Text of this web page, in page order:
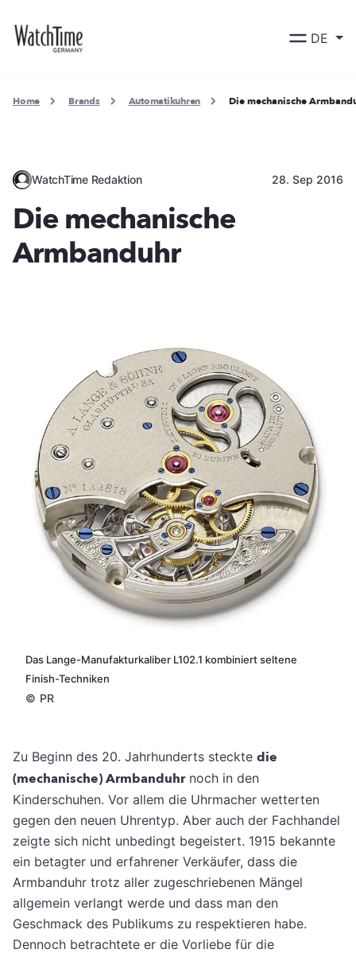
DE
Home Brands Automatikuhren Die mechanische
WatchTime Redaktion 28. Sep 2016
Die mechanische
Armbanduhr
Das Lange-Manufakturkaliber L102.1 kombiniert seltene
Finish-Techniken
© PR
Zu Beginn des 20. Jahrhunderts steckte die
(mechanische) Armbanduhrnoch in den
Kinderschuhen. Vor allem die Uhrmacher wetterten
gegen den neuen Uhrentyp. Aber auch der Fachhandel
zeigte sich nicht unbedingt begeistert. 1915 bekannte
ein betagter und erfahrener Verkäufer, dass die
Armbanduhr trotz aller zugeschriebenen Mängel
allgemein verlangt werde und dass man den
Geschmack des Publikums zu respektieren habe.
Dennoch betrachtete er die Vorliebe für die